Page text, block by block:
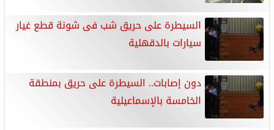
السيطرة على حريق شب فى شونة قطع غيار
سيارات بالدقهلية
دون إصابات.. السيطرة على حريق بمنطقة
الخامسة بالإسماعيلية